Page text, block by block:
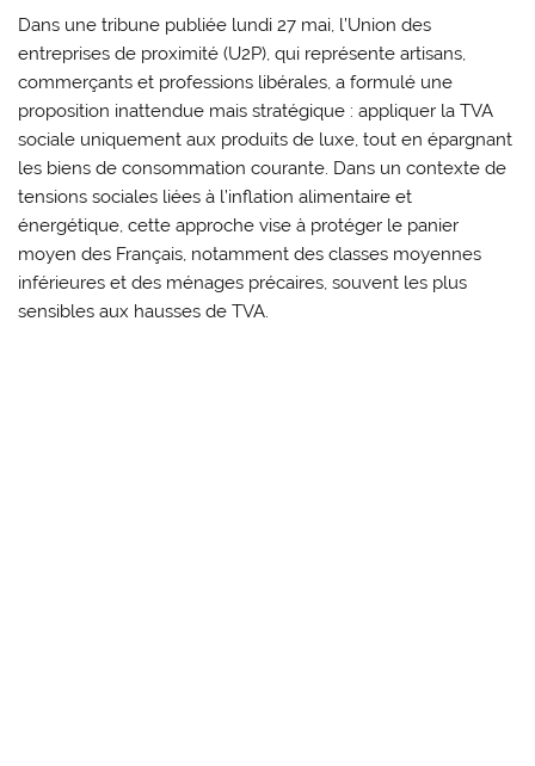
Dans une tribune publiée lundi 27 mai, l’Union des
entreprises de proximité (U2P), qui représente artisans,
commerçants et professions libérales, a formulé une
proposition inattendue mais stratégique : appliquer la TVA
sociale uniquement aux produits de luxe, tout en épargnant
les biens de consommation courante. Dans un contexte de
tensions sociales liées à l’inflation alimentaire et
énergétique, cette approche vise à protéger le panier
moyen des Français, notamment des classes moyennes
inférieures et des ménages précaires, souvent les plus
sensibles aux hausses de TVA.